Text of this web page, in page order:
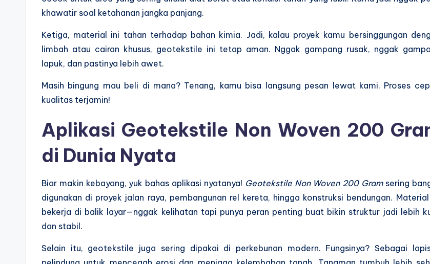
khawatir soal ketahanan jangka panjang.
Ketiga, material ini tahan terhadap bahan kimia. Jadi, kalau proyek kamu bersinggungan
limbah atau cairan khusus, geotekstile ini tetap aman. Nggak gampang rusak, nggak
lapuk, dan pastinya lebih awet.
Masih bingung mau beli di mana? Tenang, kamu bisa langsung pesan lewat kami. Proses
kualitas terjamin!
Aplikasi Geotekstile Non Woven 200
di Dunia Nyata
Biar makin kebayang, yuk bahas aplikasi nyatanya! Geotekstile Non Woven 200 Gramsering
digunakan di proyek jalan raya, pembangunan rel kereta, hingga konstruksi bendungan.
bekerja di balik layar—nggak kelihatan tapi punya peran penting buat bikin struktur jadi lebih
dan stabil.
Selain itu, geotekstile juga sering dipakai di perkebunan modern. Fungsinya? Sebagai